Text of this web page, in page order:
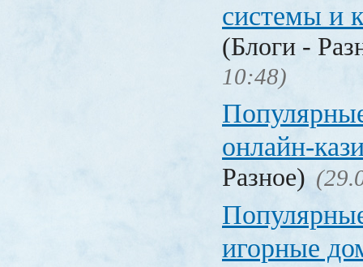
системы и
(Блоги -
10:48)
онлайн-
Разное)
игорные